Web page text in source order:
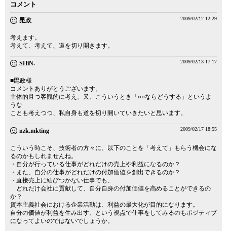
コメント
毘政 2009/02/12 12:29
考えます。
考えて、考えて、道を切り開きます。
SHiN. 2009/02/13 17:17
■毘政様
コメントありがとうございます。
主体的且つ客観的に考え、又、こういうとき「○○ならどうする」というよ
うな
ことも考えつつ、私自身も道を切り開いていきたいと思います。
nzk.mkting 2009/02/17 18:55
こういう時こそ、技術者の方々に、以下のことを「考えて」もらう機会にな
るのかもしれませんね。
・自分が行っている仕事がどれだけの売上や利益になるのか？
・また、自分の仕事がどれだけの付加価値を創出できるのか？
・直接売上に結びつかない仕事でも、
どれだけ会社に貢献して、自分自身の付加価値を高めることができるの
か？
資本主義社会における企業活動は、利益の最大化が目的になります。
自分の価値が利益を生み出す、という視点で仕事をしてみるのもポジティブ
になってよいのではないでしょうか。